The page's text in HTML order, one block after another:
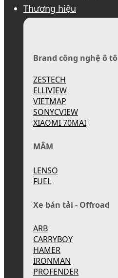
Thương hiệu
Brand công nghệ ô tô
ZESTECH
ELLIVIEW
VIETMAP
SONYCVIEW
XIAOMI 70MAI
MÂM
LENSO
FUEL
Xe bán tải - Offroad
ARB
CARRYBOY
HAMER
IRONMAN
PROFENDER